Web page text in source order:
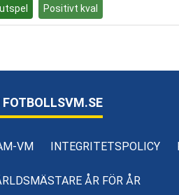
Positivt kval
FOTBOLLSVM.SE
VM INTEGRITETSPOLICY
ÅR FÖR ÅR